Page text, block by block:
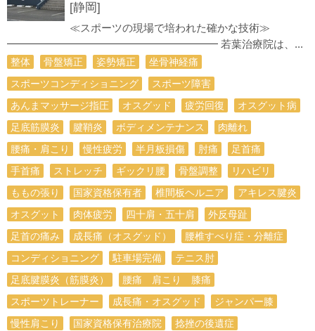
[静岡]
≪スポーツの現場で培われた確かな技術≫
━━━━━━━━━━━━━━━━━━━━ 若葉治療院は、...
整体 骨盤矯正 姿勢矯正
坐骨神経痛
スポーツコンディショニング
スポーツ障害
あんまマッサージ指圧
オスグッド 疲労回復
オスグット病
足底筋膜炎
腱鞘炎 ボディメンテナンス
肉離れ
腰痛・肩こり
慢性疲労 半月板損傷 肘痛
足首痛
手首痛
ストレッチ ギックリ腰 骨盤調整
リハビリ
ももの張り
国家資格保有者 椎間板ヘルニア
アキレス腱炎
オスグット
肉体疲労 四十肩・五十肩
外反母趾
足首の痛み
成長痛（オスグッド）
腰椎すべり症・分離症
コンディショニング
駐車場完備
テニス肘
足底腱膜炎（筋膜炎）
腰痛 肩こり 膝痛
スポーツトレーナー
成長痛・オスグッド
ジャンパー膝
慢性肩こり
国家資格保有治療院
捻挫の後遺症